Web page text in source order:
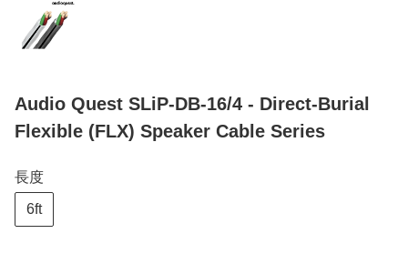
Audio Quest SLiP-DB-16/4 - Direct-Burial
Flexible (FLX) Speaker Cable Series
長度
6ft